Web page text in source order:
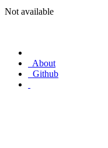
Not available
About
Github